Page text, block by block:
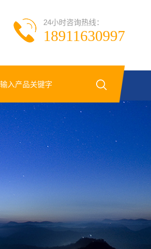
24小时咨询热线：
18911630997